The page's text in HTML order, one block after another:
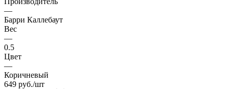
—
Барри Каллебаут
Вес
—
0.5
Цвет
—
Коричневый
649 руб./шт